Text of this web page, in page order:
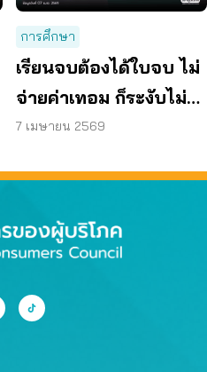
การศึกษา
เรียนจบต้องได้ใบจบ ไม่
จ่ายค่าเทอม ก็ระงับไม่ได้
หนุนสถานศึกษาใช้ทั่ว
7 เมษายน 2569